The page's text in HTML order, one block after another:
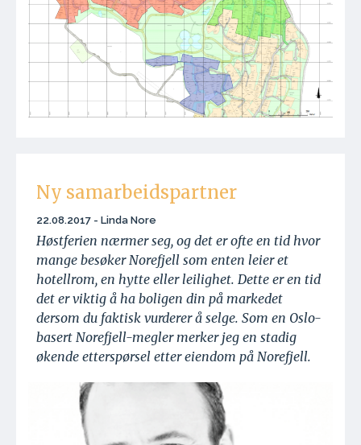
Ny samarbeidspartner
22.08.2017 - Linda Nore
Høstferien nærmer seg, og det er ofte en tid hvor
mange besøker Norefjell som enten leier et
hotellrom, en hytte eller leilighet. Dette er en tid
det er viktig å ha boligen din på markedet
dersom du faktisk vurderer å selge. Som en Oslo-
basert Norefjell-megler merker jeg en stadig
økende etterspørsel etter eiendom på Norefjell.